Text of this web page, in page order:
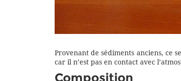
Provenant de sédiments anciens, ce
car il n’est pas en contact avec
Composition